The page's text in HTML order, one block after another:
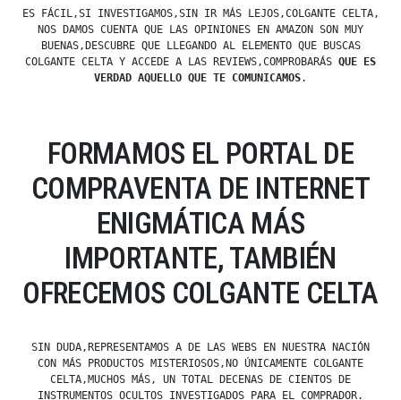
ES FÁCIL,SI INVESTIGAMOS,SIN IR MÁS LEJOS,COLGANTE CELTA,
NOS DAMOS CUENTA QUE LAS OPINIONES EN AMAZON SON MUY
BUENAS,DESCUBRE QUE LLEGANDO AL ELEMENTO QUE BUSCAS
COLGANTE CELTA Y ACCEDE A LAS REVIEWS,COMPROBARÁS QUE ES
VERDAD AQUELLO QUE TE COMUNICAMOS.
FORMAMOS EL PORTAL DE
COMPRAVENTA DE INTERNET
ENIGMÁTICA MÁS
IMPORTANTE, TAMBIÉN
OFRECEMOS COLGANTE CELTA
SIN DUDA,REPRESENTAMOS A DE LAS WEBS EN NUESTRA NACIÓN
CON MÁS PRODUCTOS MISTERIOSOS,NO ÚNICAMENTE COLGANTE
CELTA,MUCHOS MÁS, UN TOTAL DECENAS DE CIENTOS DE
INSTRUMENTOS OCULTOS INVESTIGADOS PARA EL COMPRADOR.